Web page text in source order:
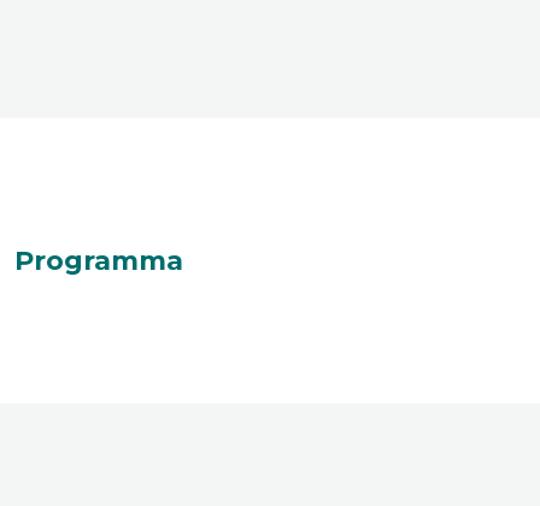
Programma